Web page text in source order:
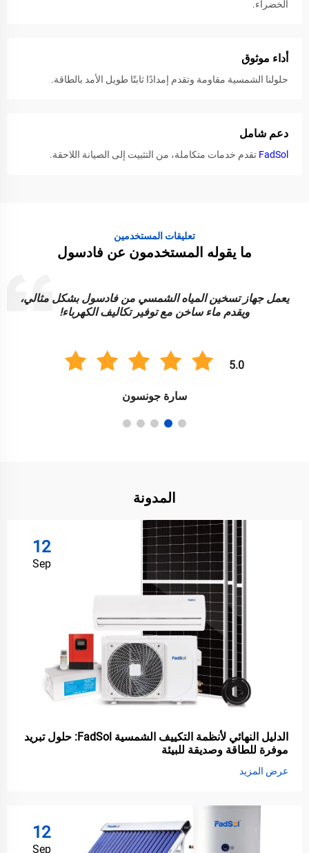
الخضراء.
أداء موثوق
حلولنا الشمسية مقاومة وتقدم إمدادًا ثابتًا طويل الأمد بالطاقة.
دعم شامل
FadSolتقدم خدمات متكاملة، من التثبيت إلى الصيانة اللاحقة.
تعليقات المستخدمين
ما يقوله المستخدمون عن فادسول
إن أضواء الطاقة الشمسية من فادسول زاهية ومتينة وموثوقة.
رائعة لإضاءة حديقتي بطريقة مستدامة!
5.0
أنيل سينغ
المدونة
12
Sep
الدليل النهائي لأنظمة التكييف الشمسية FadSol: حلول تبريد
موفرة للطاقة وصديقة للبيئة
عرض المزيد
12
Sep